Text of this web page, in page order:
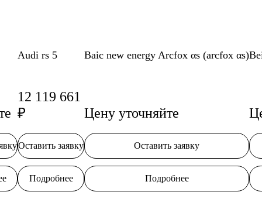
Audi rs 5
12 119 661
₽
Оставить заявку
Подробнее
Baic new energy Arcfox αs (arcfox αs)
Цену уточняйте
Оставить заявку
Подробнее